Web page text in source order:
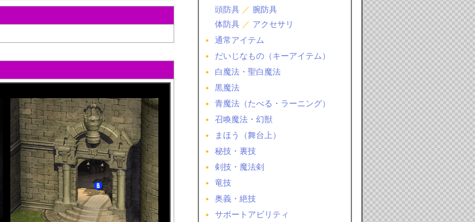
頭防具 ／ 腕防具
体防具 ／ アクセサリ
通常アイテム
だいじなもの（キーアイテム）
白魔法・聖白魔法
黒魔法
青魔法（たべる・ラーニング）
召喚魔法・幻獣
まほう（舞台上）
秘技・裏技
剣技・魔法剣
竜技
奥義・絶技
サポートアビリティ